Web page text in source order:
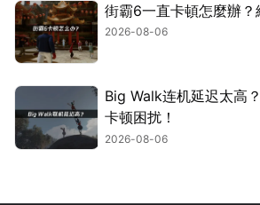
街霸6一直卡頓怎麼辦？
2026-08-06
Big Walk连机延迟太高
卡顿困扰！
2026-08-06